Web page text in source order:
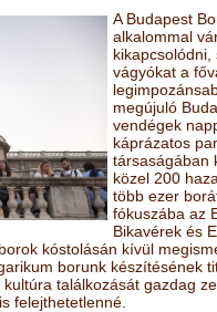
A Budapest
alkalommal
kikapcsolódni,
vágyókat a
megújuló
vendégek
káprázatos
társaságában
közel 200
több ezer
fókuszába az
Bikavérek és
kóstolásán kívül
borunk készítésének
találkozását gazdag
felejthetetlenné.